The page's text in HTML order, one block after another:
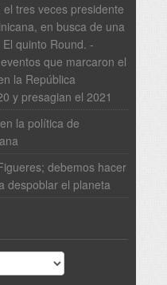
tres veces presidente
en busca de una
quinto Round. -
que marcaron el
la República
y presagian el 2021
la política de
debemos hacer
despoblar el planeta